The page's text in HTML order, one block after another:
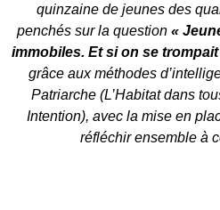
quinzaine de jeunes des
penchés sur la question «
immobiles. Et si on se trompait
grâce aux méthodes
Patriarche (L’Habitat dans
Intention), avec la mise en
réfléchir ensemble à